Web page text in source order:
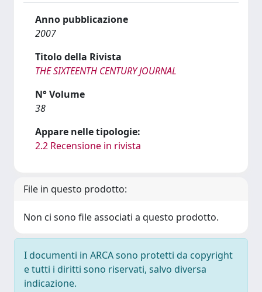
Anno pubblicazione
2007
Titolo della Rivista
THE SIXTEENTH CENTURY JOURNAL
N° Volume
38
Appare nelle tipologie:
2.2 Recensione in rivista
File in questo prodotto:
Non ci sono file associati a questo prodotto.
I documenti in ARCA sono protetti da copyright
e tutti i diritti sono riservati, salvo diversa
indicazione.